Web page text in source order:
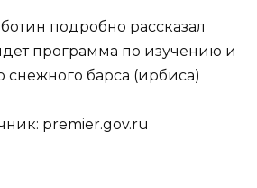
подробно рассказал
программа по изучению и
снежного барса (ирбиса)
premier.gov.ru